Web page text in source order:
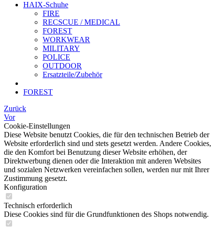
HAIX-Schuhe
FIRE
RECSCUE / MEDICAL
FOREST
WORKWEAR
MILITARY
POLICE
OUTDOOR
Ersatzteile/Zubehör
FOREST
Zurück
Vor
Cookie-Einstellungen
Diese Website benutzt Cookies, die für den technischen Betrieb der
Website erforderlich sind und stets gesetzt werden. Andere Cookies,
die den Komfort bei Benutzung dieser Website erhöhen, der
Direktwerbung dienen oder die Interaktion mit anderen Websites
und sozialen Netzwerken vereinfachen sollen, werden nur mit Ihrer
Zustimmung gesetzt.
Konfiguration
Technisch erforderlich
Diese Cookies sind für die Grundfunktionen des Shops notwendig.